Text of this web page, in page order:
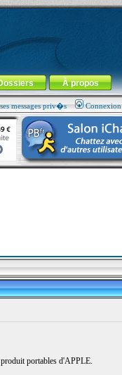
À propos
messages priv�s Connexion
portables d'APPLE.